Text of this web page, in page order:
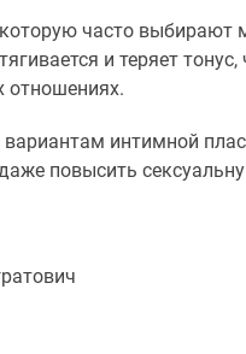
часто выбирают
и теряет
отношениях.
интимной
повысить